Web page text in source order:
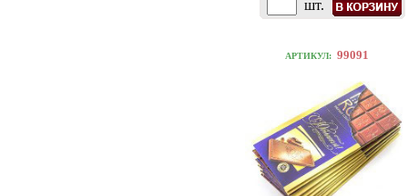
шт.
АРТИКУЛ: 99091